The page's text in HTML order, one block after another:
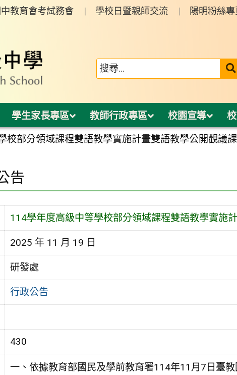
教育會考試務會 學校日暨親師交流 陽明粉絲專
學生家長專區 教師行政專區 校園宣導
校部分領域課程雙語教學實施計畫雙語教學公開觀議課
告
114學年度高級中等學校部分領域課程雙語教學實施
2025 年 11 月 19 日
研發處
行政公告
430
一、依據教育部國民及學前教育署114年11月7日臺